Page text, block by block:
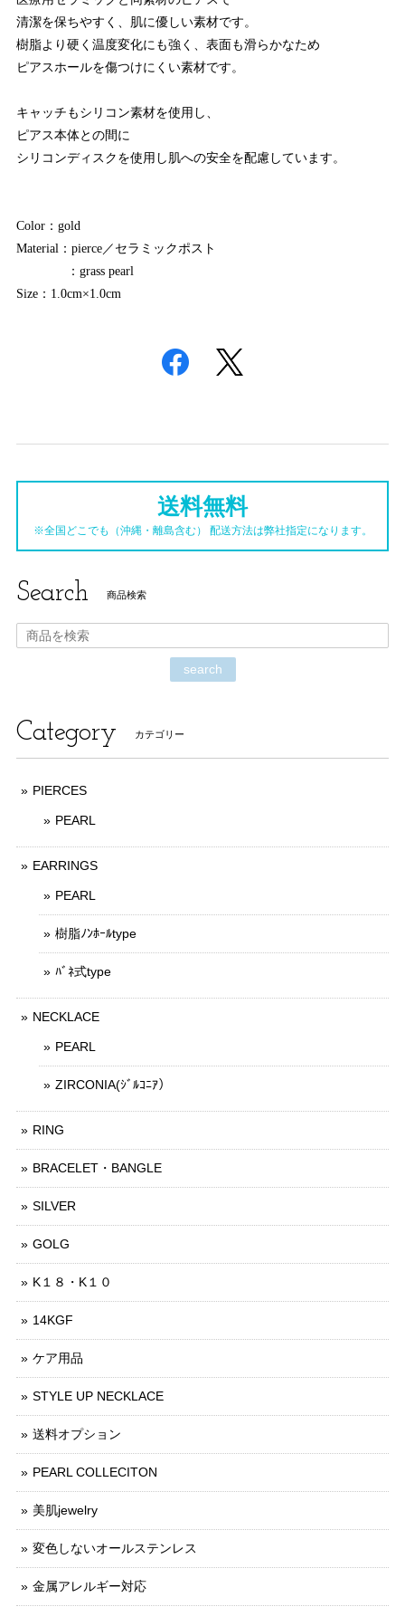
清潔を保ちやすく、肌に優しい素材です。
樹脂より硬く温度変化にも強く、表面も滑らかなため
ピアスホールを傷つけにくい素材です。
キャッチもシリコン素材を使用し、
ピアス本体との間に
シリコンディスクを使用し肌への安全を配慮しています。
Color：gold
Material：pierce／セラミックポスト
：grass pearl
Size：1.0cm×1.0cm
送料無料
※全国どこでも（沖縄・離島含む） 配送方法は弊社指定になります。
Search 商品検索
search
Category カテゴリー
PIERCES
PEARL
EARRINGS
PEARL
樹脂ﾉﾝﾎｰﾙtype
ﾊﾞﾈ式type
NECKLACE
PEARL
ZIRCONIA(ｼﾞﾙｺﾆｱ）
RING
BRACELET・BANGLE
SILVER
GOLG
K１８・K１０
14KGF
ケア用品
STYLE UP NECKLACE
送料オプション
PEARL COLLECITON
美肌jewelry
変色しないオールステンレス
金属アレルギー対応